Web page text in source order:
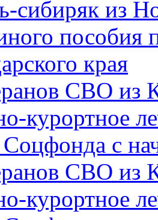
сибиряк из
пособия
края
СВО из
курортное
с
СВО из
курортное